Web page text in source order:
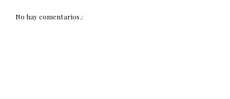
No hay comentarios.: